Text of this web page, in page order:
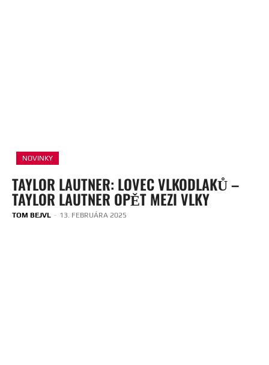
NOVINKY
TAYLOR LAUTNER: LOVEC VLKODLAKŮ –
TAYLOR LAUTNER OPĚT MEZI VLKY
TOM BEJVL - 13. FEBRUÁRA 2025